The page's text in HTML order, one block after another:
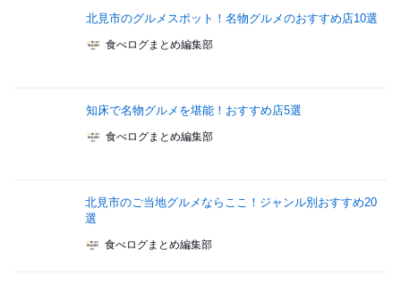
北見市のグルメスポット！名物グルメのおすすめ店10選
食べログまとめ編集部
知床で名物グルメを堪能！おすすめ店5選
食べログまとめ編集部
北見市のご当地グルメならここ！ジャンル別おすすめ20
選
食べログまとめ編集部